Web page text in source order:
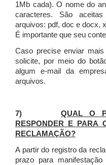
1Mb cada). O nome do
caracteres. São
arquivos: pdf, doc e docx,
É importante que seu
Caso precise enviar
solicite, por meio do
algum e-mail da
arquivos.
7)QUAL O
RESPONDER E PARA
RECLAMAÇÃO?
A partir do registro da
prazo para